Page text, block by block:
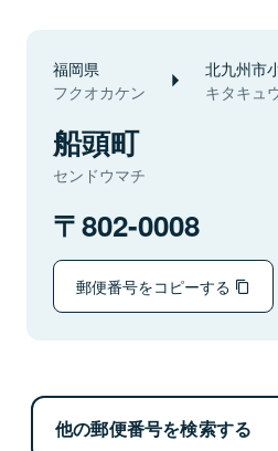
福岡県
フクオカケン
北九州市
キタキュ
船頭町
センドウマチ
802-0008
郵便番号をコピーする
他の郵便番号を検索する